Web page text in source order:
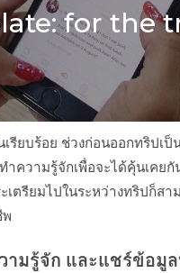
for the
รียบร้อย ช่วงก่อนออกทริปเ
ำความรู้จักเพื่อจะได้คุ้นเคยกั
เตรียมไปในระหว่างทริปก็ส
พ
ามรู้จัก และแชร์ข้อ